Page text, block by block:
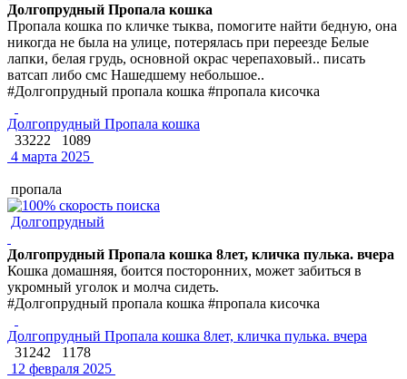
Долгопрудный Пропала кошка
Пропала кошка по кличке тыква, помогите найти бедную, она
никогда не была на улице, потерялась при переезде Белые
лапки, белая грудь, основной окрас черепаховый.. писать
ватсап либо смс Нашедшему небольшое..
#Долгопрудный пропала кошка #пропала кисочка
Долгопрудный Пропала кошка
33222
1089
4 марта 2025
пропала
Долгопрудный
Долгопрудный Пропала кошка 8лет, кличка пулька. вчера
Кошка домашняя, боится посторонних, может забиться в
укромный уголок и молча сидеть.
#Долгопрудный пропала кошка #пропала кисочка
Долгопрудный Пропала кошка 8лет, кличка пулька. вчера
31242
1178
12 февраля 2025